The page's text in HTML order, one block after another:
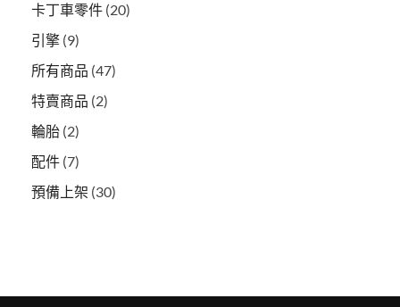
卡丁車零件 (20)
引擎 (9)
所有商品 (47)
特賣商品 (2)
輪胎 (2)
配件 (7)
預備上架 (30)